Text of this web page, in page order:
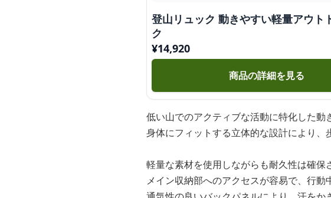
登山リュック 動きやすい軽量アウト
ク
¥14,920
商品の詳細を見る
低い山でのアクティブな活動に特化した動
身体にフィットする立体的な設計により、
軽量な素材を使用しながらも耐久性は確
メイン収納部へのアクセスが容易で、行